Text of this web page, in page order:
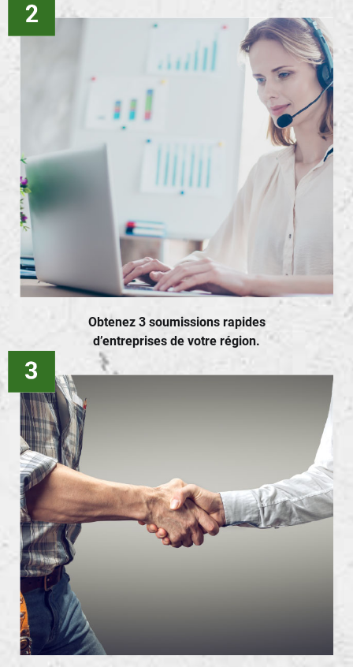
Obtenez 3 soumissions rapides
d’entreprises de votre région.